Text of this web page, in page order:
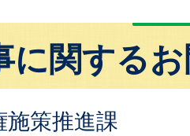
に関する
施策推進課